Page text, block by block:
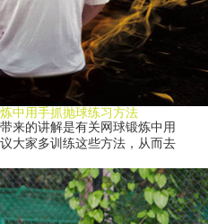
中用手抓抛球练习方法
来的讲解是有关网球锻炼中用
大家多训练这些方法，从而去